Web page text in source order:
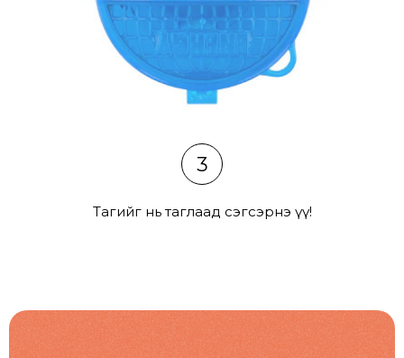
3
Тагийг нь таглаад сэгсэрнэ үү!